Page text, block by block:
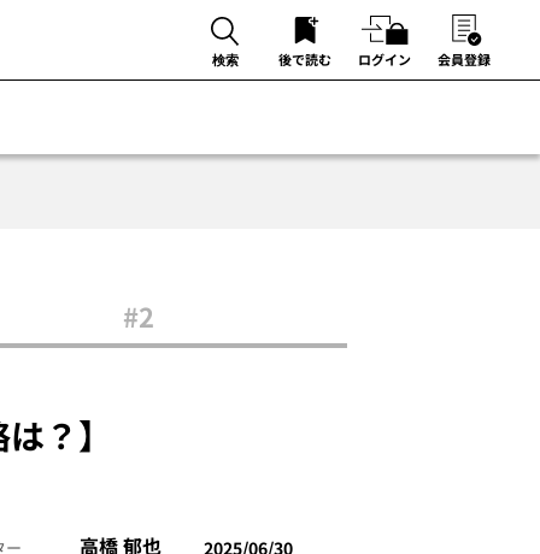
検索 後で読む ログイン 会員登録
#2
？】
ー 高橋 郁也
2025/06/30